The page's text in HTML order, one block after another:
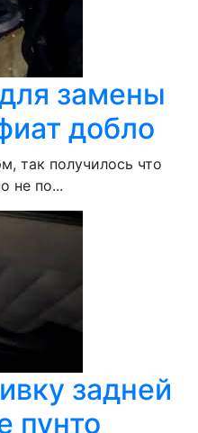
замены
добло
так получилось что
не по...
задней
пунто